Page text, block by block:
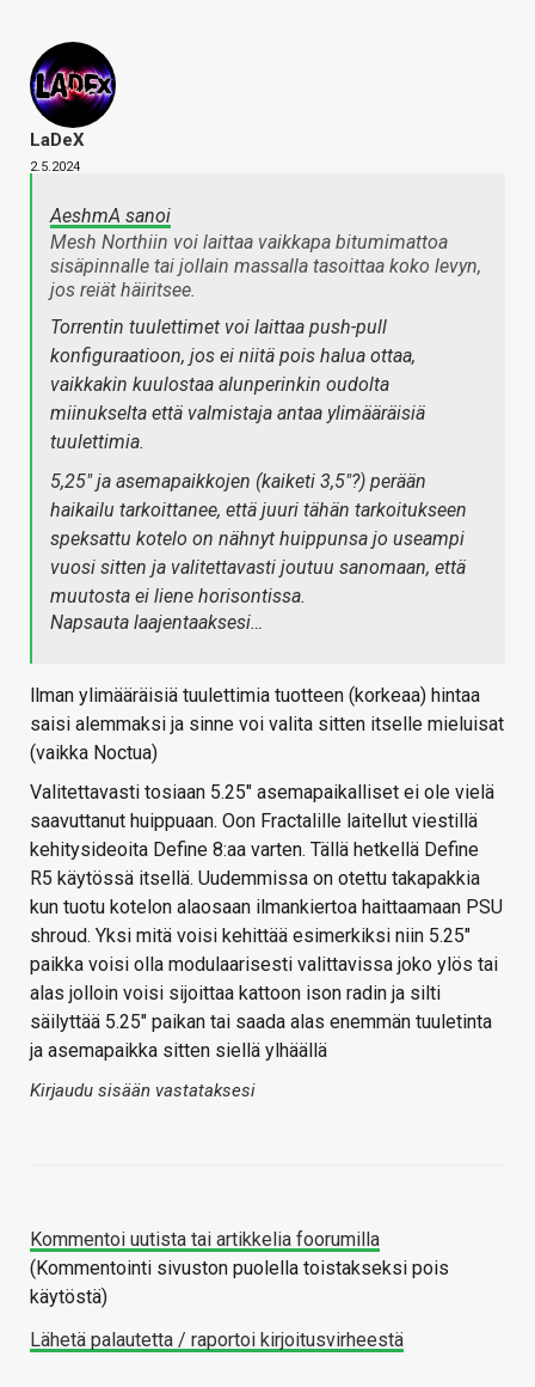
LaDeX
2.5.2024
AeshmA sanoi
Mesh Northiin voi laittaa vaikkapa bitumimattoa
sisäpinnalle tai jollain massalla tasoittaa koko levyn,
jos reiät häiritsee.
Torrentin tuulettimet voi laittaa push-pull
konfiguraatioon, jos ei niitä pois halua ottaa,
vaikkakin kuulostaa alunperinkin oudolta
miinukselta että valmistaja antaa ylimääräisiä
tuulettimia.
5,25" ja asemapaikkojen (kaiketi 3,5"?) perään
haikailu tarkoittanee, että juuri tähän tarkoitukseen
speksattu kotelo on nähnyt huippunsa jo useampi
vuosi sitten ja valitettavasti joutuu sanomaan, että
muutosta ei liene horisontissa.
Napsauta laajentaaksesi…
llman ylimääräisiä tuulettimia tuotteen (korkeaa) hintaa
saisi alemmaksi ja sinne voi valita sitten itselle mieluisat
(vaikka Noctua)
Valitettavasti tosiaan 5.25" asemapaikalliset ei ole vielä
saavuttanut huippuaan. Oon Fractalille laitellut viestillä
kehitysideoita Define 8:aa varten. Tällä hetkellä Define
R5 käytössä itsellä. Uudemmissa on otettu takapakkia
kun tuotu kotelon alaosaan ilmankiertoa haittaamaan PSU
shroud. Yksi mitä voisi kehittää esimerkiksi niin 5.25"
paikka voisi olla modulaarisesti valittavissa joko ylös tai
alas jolloin voisi sijoittaa kattoon ison radin ja silti
säilyttää 5.25" paikan tai saada alas enemmän tuuletinta
ja asemapaikka sitten siellä ylhäällä
Kirjaudu sisään vastataksesi
Kommentoi uutista tai artikkelia foorumilla
(Kommentointi sivuston puolella toistakseksi pois
käytöstä)
Lähetä palautetta / raportoi kirjoitusvirheestä